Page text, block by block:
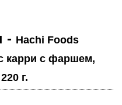
- Hachi Foods
карри с фаршем,
г.